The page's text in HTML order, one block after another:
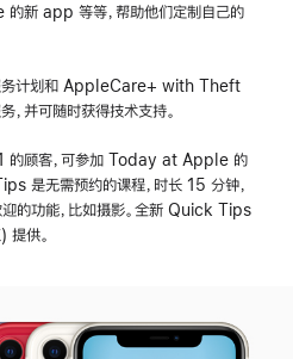
新 app 等等，帮助他们定制自己的
务计划和 AppleCare+ with Theft
并可随时获得技术支持。
的顾客，可参加 Today at Apple 的
是无需预约的课程，时长 15 分钟，
的功能，比如摄影。全新 Quick Tips
供。